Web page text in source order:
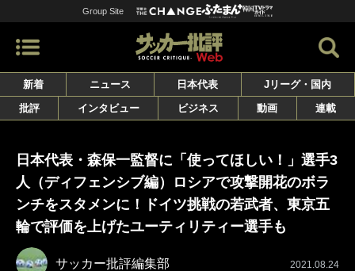
Group Site
新着 ニュース 日本代表
Jリーグ・国内
批評
インタビュー ビジネス 動画 連載
日本代表・森保一監督に「使ってほしい！」選手3
人（ディフェンシブ編）ロシアで攻撃開花のボラ
ンチをスタメンに！ドイツ挑戦の若武者、東京五
輪で評価を上げたユーティリティー選手も
サッカー批評編集部 2021.08.24